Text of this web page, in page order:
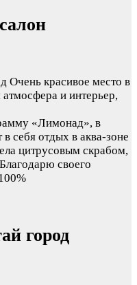
Очень красивое место в
и интерьер,
«Лимонад», в
себя отдых в аква-зоне
цитрусовым скрабом,
своего
город